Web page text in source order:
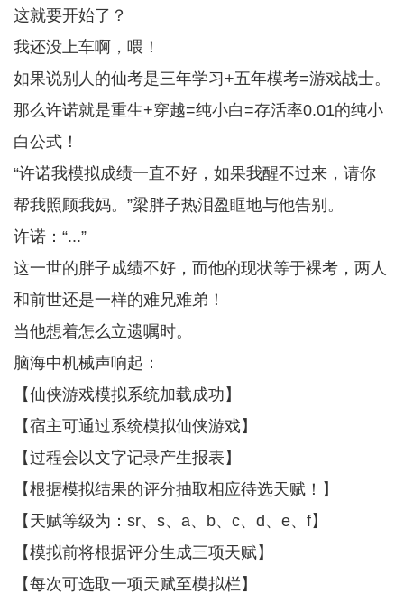
这就要开始了？
我还没上车啊，喂！
如果说别人的仙考是三年学习+五年模考=游戏战士。
那么许诺就是重生+穿越=纯小白=存活率0.01的纯小
白公式！
“许诺我模拟成绩一直不好，如果我醒不过来，请你
帮我照顾我妈。”梁胖子热泪盈眶地与他告别。
许诺：“...”
这一世的胖子成绩不好，而他的现状等于裸考，两人
和前世还是一样的难兄难弟！
当他想着怎么立遗嘱时。
脑海中机械声响起：
【仙侠游戏模拟系统加载成功】
【宿主可通过系统模拟仙侠游戏】
【过程会以文字记录产生报表】
【根据模拟结果的评分抽取相应待选天赋！】
【天赋等级为：sr、s、a、b、c、d、e、f】
【模拟前将根据评分生成三项天赋】
【每次可选取一项天赋至模拟栏】